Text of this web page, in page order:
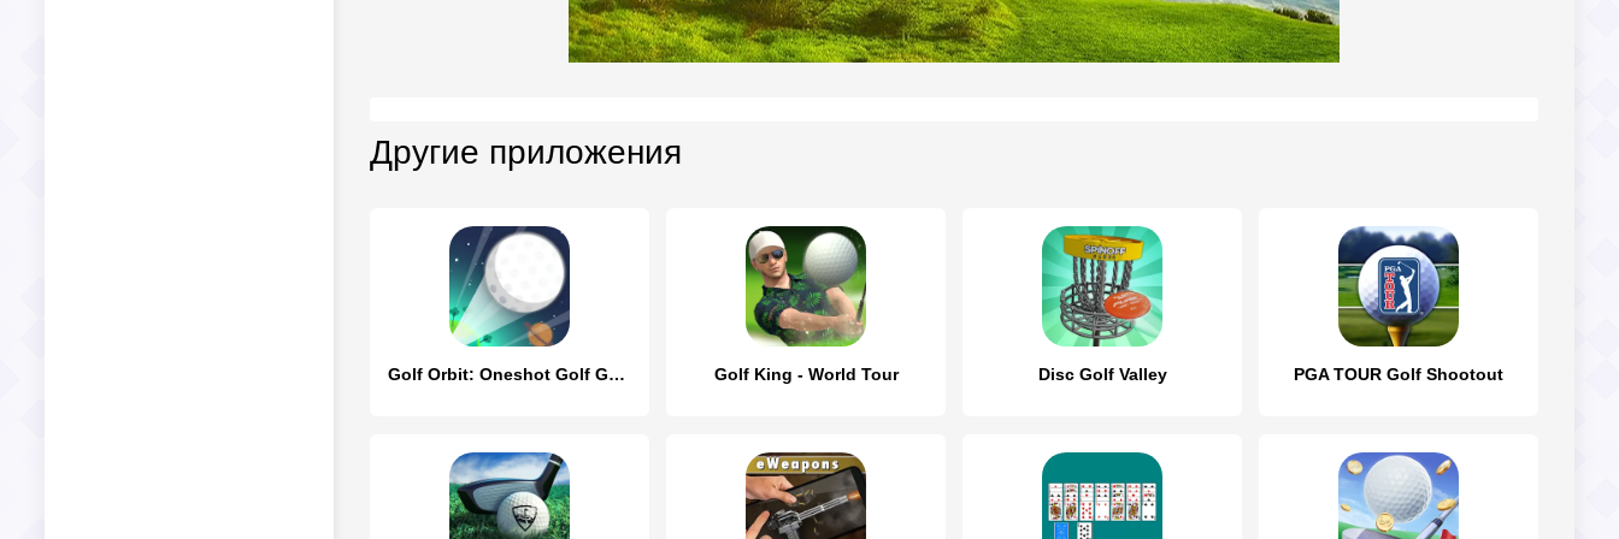
Другие приложения
Golf Orbit: Oneshot Golf Games Golf King - World Tour Disc Golf Valley PGA TOUR Golf Shootout